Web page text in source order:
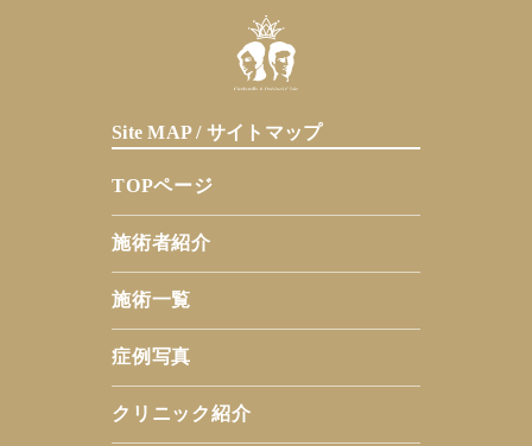
Site MAP / サイトマップ
TOPページ
施術者紹介
施術一覧
症例写真
クリニック紹介